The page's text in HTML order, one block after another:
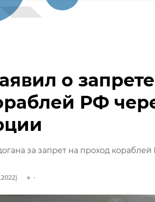
о запрете
РФ
за запрет на проход